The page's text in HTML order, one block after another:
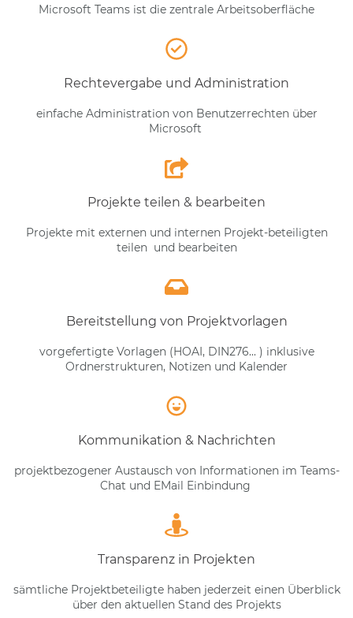
Microsoft Teams ist die zentrale Arbeitsoberfläche
Rechtevergabe und Administration
einfache Administration von Benutzerrechten über
Microsoft
Projekte teilen & bearbeiten
Projekte mit externen und internen Projekt-beteiligten
teilen und bearbeiten
Bereitstellung von Projektvorlagen
vorgefertigte Vorlagen (HOAI, DIN276... ) inklusive
Ordnerstrukturen, Notizen und Kalender
Kommunikation & Nachrichten
projektbezogener Austausch von Informationen im Teams-
Chat und EMail Einbindung
Transparenz in Projekten
sämtliche Projektbeteiligte haben jederzeit einen Überblick
über den aktuellen Stand des Projekts